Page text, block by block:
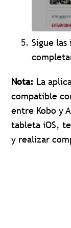
Sigue
Nota: La
compatible
entre Kobo y
tableta iOS,
y realizar